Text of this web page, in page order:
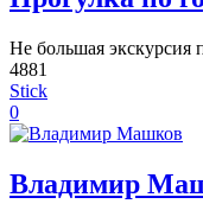
Не большая экскурсия
4881
Stick
0
Владимир